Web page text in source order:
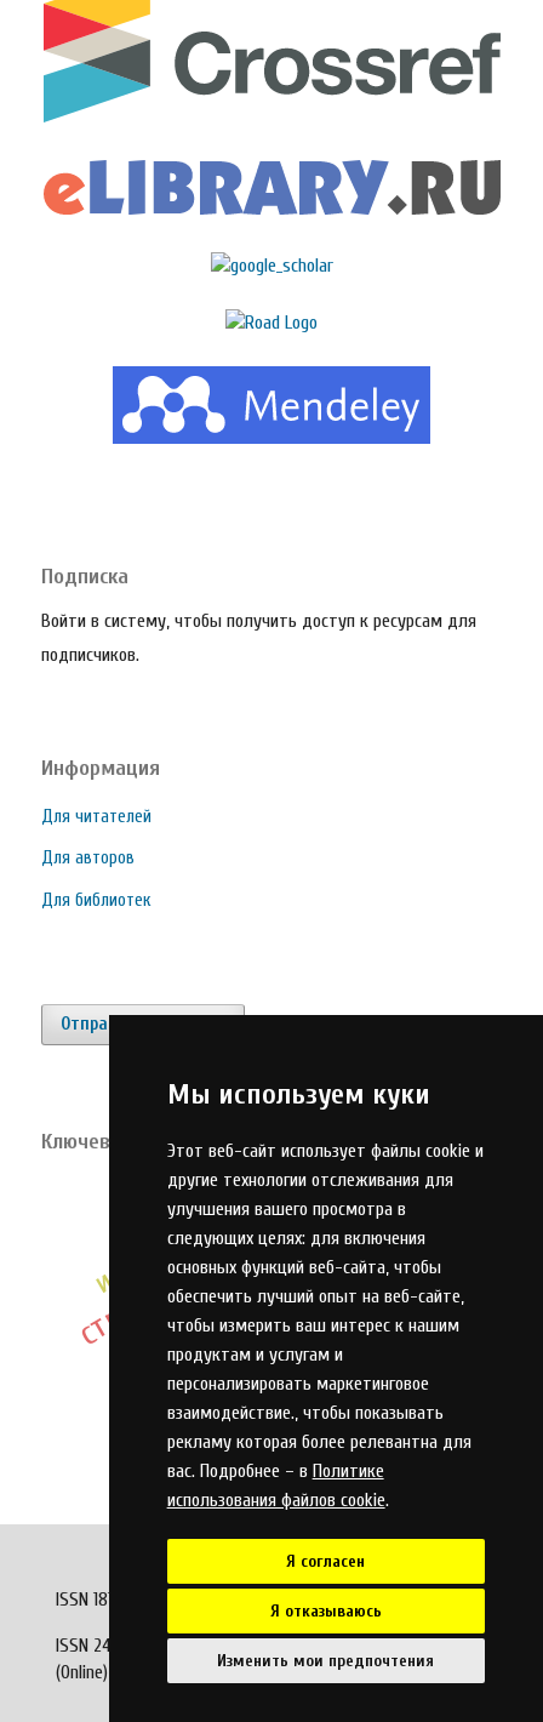
Мы используем куки
Этот веб-сайт использует файлы cookie и
другие технологии отслеживания для
улучшения вашего просмотра в
следующих целях: для включения
основных функций веб-сайта, чтобы
обеспечить лучший опыт на веб-сайте,
чтобы измерить ваш интерес к нашим
продуктам и услугам и
персонализировать маркетинговое
взаимодействие., чтобы показывать
рекламу которая более релевантна для
вас. Подробнее – в Политике
использования файлов cookie.
Я согласен
Я отказываюсь
Изменить мои предпочтения
Подписка
Войти в систему, чтобы получить доступ к ресурсам для
подписчиков.
Информация
Для читателей
Для авторов
Для библиотек
Отправить материал
Ключевые слова
автоматизация
стрелковый тренажер
оптимизация
идентификация
управление проектирование
модель
погрешность
база данных
алгоритм
анализ
классификацияпринятие решений
ISSN 1813-7911 (Print)
ISSN 2410-9304
(Online)